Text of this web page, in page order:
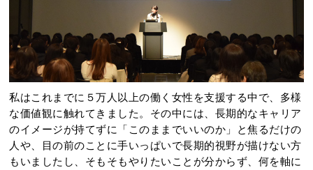
私はこれまでに５万人以上の働く女性を支援する中で、多様
な価値観に触れてきました。その中には、長期的なキャリア
のイメージが持てずに「このままでいいのか」と焦るだけの
人や、目の前のことに手いっぱいで長期的視野が描けない方
もいましたし、そもそもやりたいことが分からず、何を軸に